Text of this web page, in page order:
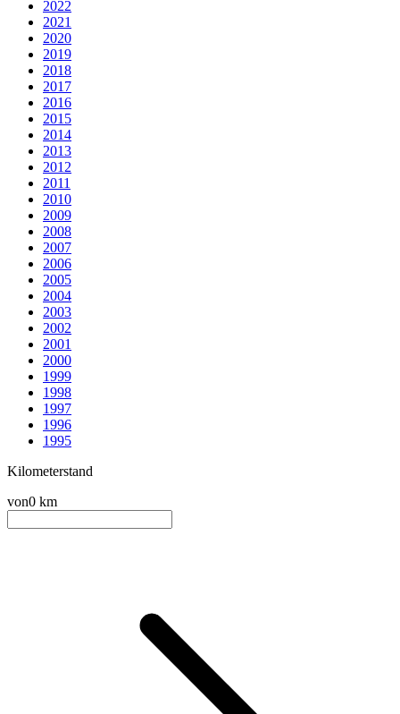
2022
2021
2020
2019
2018
2017
2016
2015
2014
2013
2012
2011
2010
2009
2008
2007
2006
2005
2004
2003
2002
2001
2000
1999
1998
1997
1996
1995
Kilometerstand
von0 km